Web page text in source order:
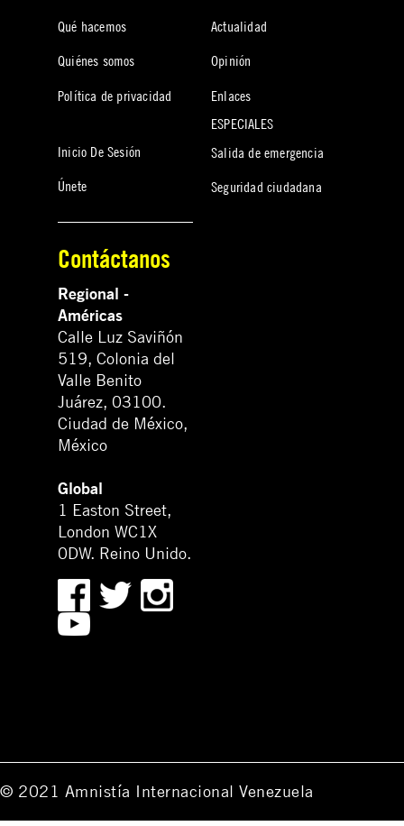
Qué hacemos
Quiénes somos
Política de privacidad
Inicio De Sesión
Únete
Actualidad
Opinión
Enlaces
ESPECIALES
Salida de emergencia
Seguridad ciudadana
Contáctanos
Regional -
Américas
Calle Luz Saviñón
519, Colonia del
Valle Benito
Juárez, 03100.
Ciudad de México,
México
Global
1 Easton Street,
London WC1X
0DW. Reino Unido.
© 2021 Amnistía Internacional Venezuela